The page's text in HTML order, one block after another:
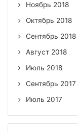
Ноябрь 2018
Октябрь 2018
Сентябрь 2018
Август 2018
Июль 2018
Сентябрь 2017
Июль 2017